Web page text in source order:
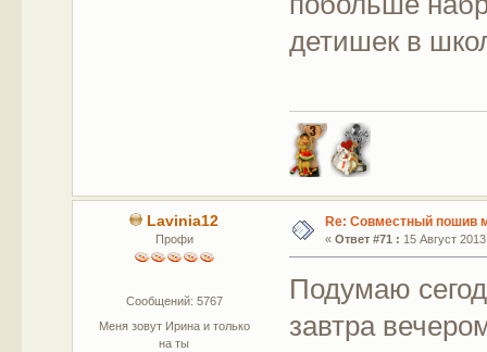
детишек в
Lavinia12
Профи
Сообщений: 5767
Меня зовут Ирина и только
на ты
Re: Совместный пошив
« Ответ #71 : 15 Август
Подумаю
завтра